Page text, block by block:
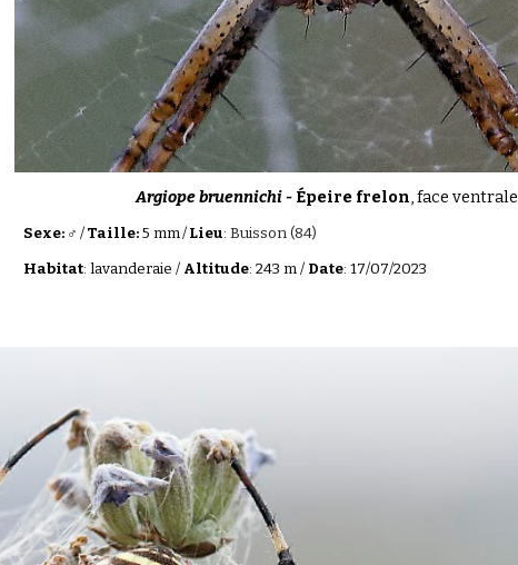
Argiope bruennichi - Épeire frelon, face ventrale
Sexe: ♂ /Taille:5 mm/Lieu: Buisson(84)
Habitat: lavanderaie / Altitude: 243 m / Date: 17/07/2023